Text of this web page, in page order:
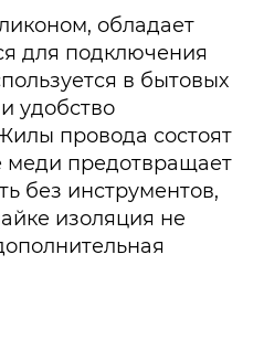
обладает
для подключения
в бытовых
удобство
провода состоят
меди предотвращает
без инструментов,
изоляция не